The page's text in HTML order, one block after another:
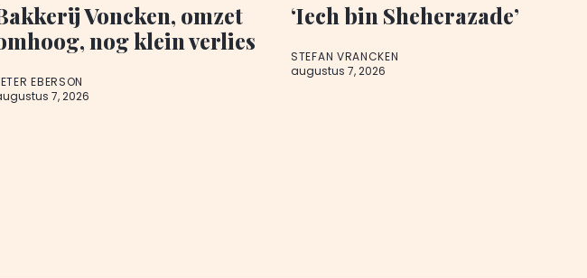
Voncken, omzet
nog klein verlies
EBERSON
7, 2026
‘Iech bin Sheherazade’
STEFAN VRANCKEN
augustus 7, 2026